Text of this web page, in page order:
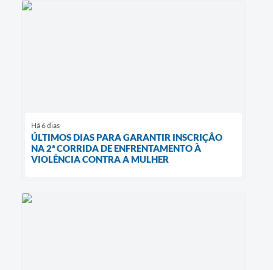
Há 6 dias
ÚLTIMOS DIAS PARA GARANTIR INSCRIÇÃO
NA 2ª CORRIDA DE ENFRENTAMENTO À
VIOLÊNCIA CONTRA A MULHER